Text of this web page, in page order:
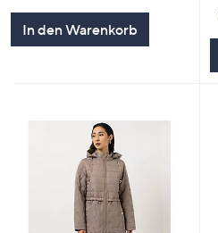
5
In den Warenkorb